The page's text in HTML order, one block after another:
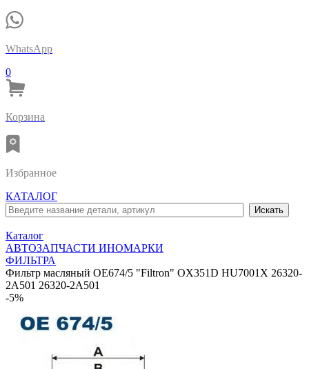
WhatsApp
0
Корзина
Избранное
КАТАЛОГ
Каталог
АВТОЗАПЧАСТИ ИНОМАРКИ
ФИЛЬТРА
Фильтр масляный OE674/5 "Filtron" OX351D HU7001X 26320-
2A501 26320-2A501
-5%